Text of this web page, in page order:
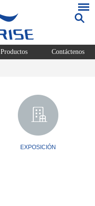
Productos Contáctenos
EXPOSICIÓN